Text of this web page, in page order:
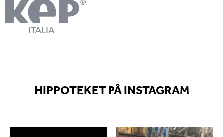
HIPPOTEKET PÅ INSTAGRAM